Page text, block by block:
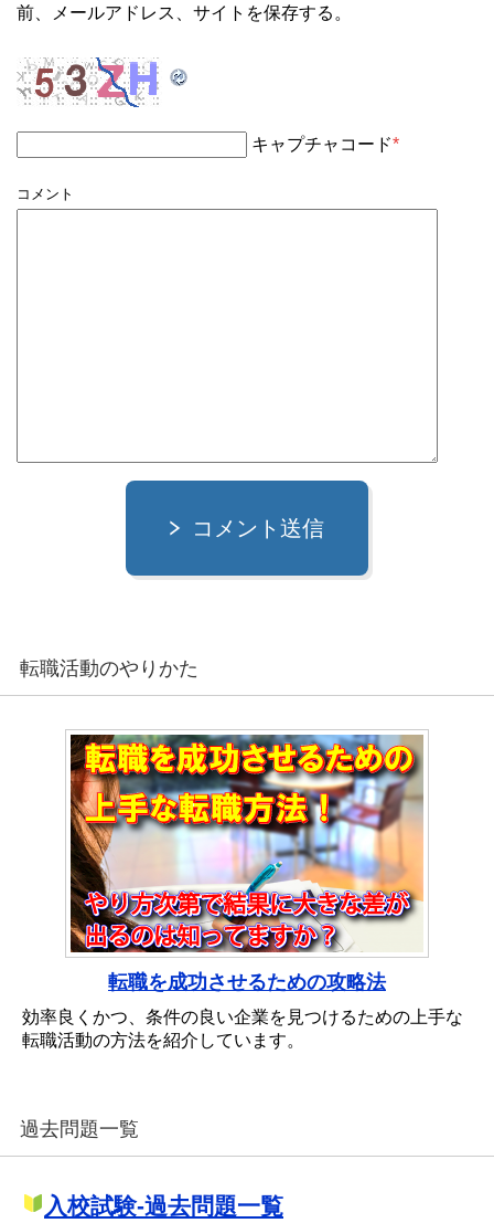
前、メールアドレス、サイトを保存する。
キャプチャコード*
コメント
コメント送信
転職活動のやりかた
転職を成功させるための攻略法
効率良くかつ、条件の良い企業を見つけるための上手な
転職活動の方法を紹介しています。
過去問題一覧
入校試験-過去問題一覧